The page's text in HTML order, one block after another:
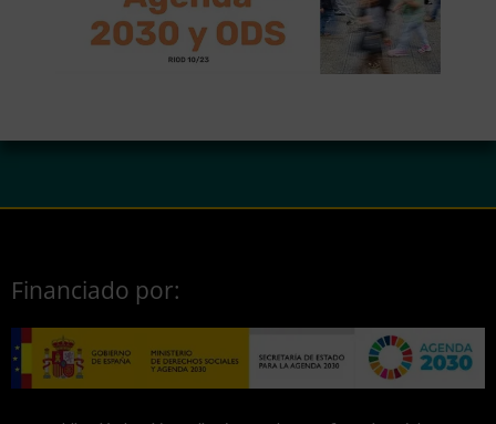
Financiado por: